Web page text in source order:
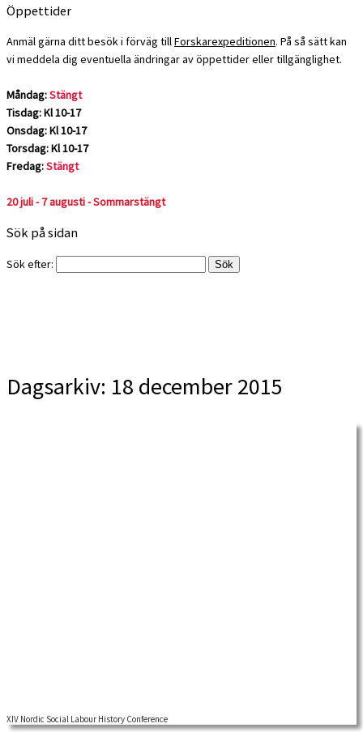
Öppettider
Anmäl gärna ditt besök i förväg tillForskarexpeditionen. På så sätt kan
vi meddela dig eventuella ändringar av öppettider eller tillgänglighet.
Måndag:Stängt
Tisdag: Kl 10-17
Onsdag: Kl 10-17
Torsdag: Kl 10-17
Fredag:Stängt
20 juli - 7 augusti - Sommarstängt
Sök på sidan
Sök efter:
Dagsarkiv: 18 december 2015
The Nordic Labour History Conferences have been organized by the Labor
XIV Nordic Social Labour History Conference